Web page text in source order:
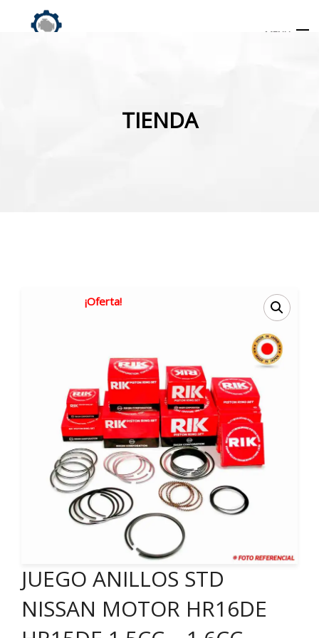
MENU
TIENDA
¡Oferta!
JUEGO ANILLOS STD
NISSAN MOTOR HR16DE